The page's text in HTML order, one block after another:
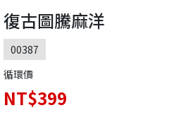
復古圖騰麻洋
00387
循環價
NT$399